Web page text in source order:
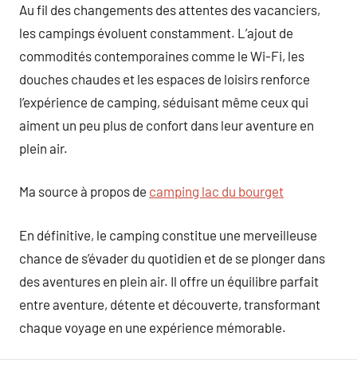
Au fil des changements des attentes des vacanciers,
les campings évoluent constamment. L’ajout de
commodités contemporaines comme le Wi-Fi, les
douches chaudes et les espaces de loisirs renforce
l’expérience de camping, séduisant même ceux qui
aiment un peu plus de confort dans leur aventure en
plein air.
Ma source à propos de camping lac du bourget
En définitive, le camping constitue une merveilleuse
chance de s’évader du quotidien et de se plonger dans
des aventures en plein air. Il offre un équilibre parfait
entre aventure, détente et découverte, transformant
chaque voyage en une expérience mémorable.